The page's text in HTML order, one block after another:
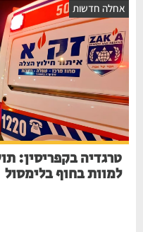
אחלה חדשות
למוות בחוף בלימסול